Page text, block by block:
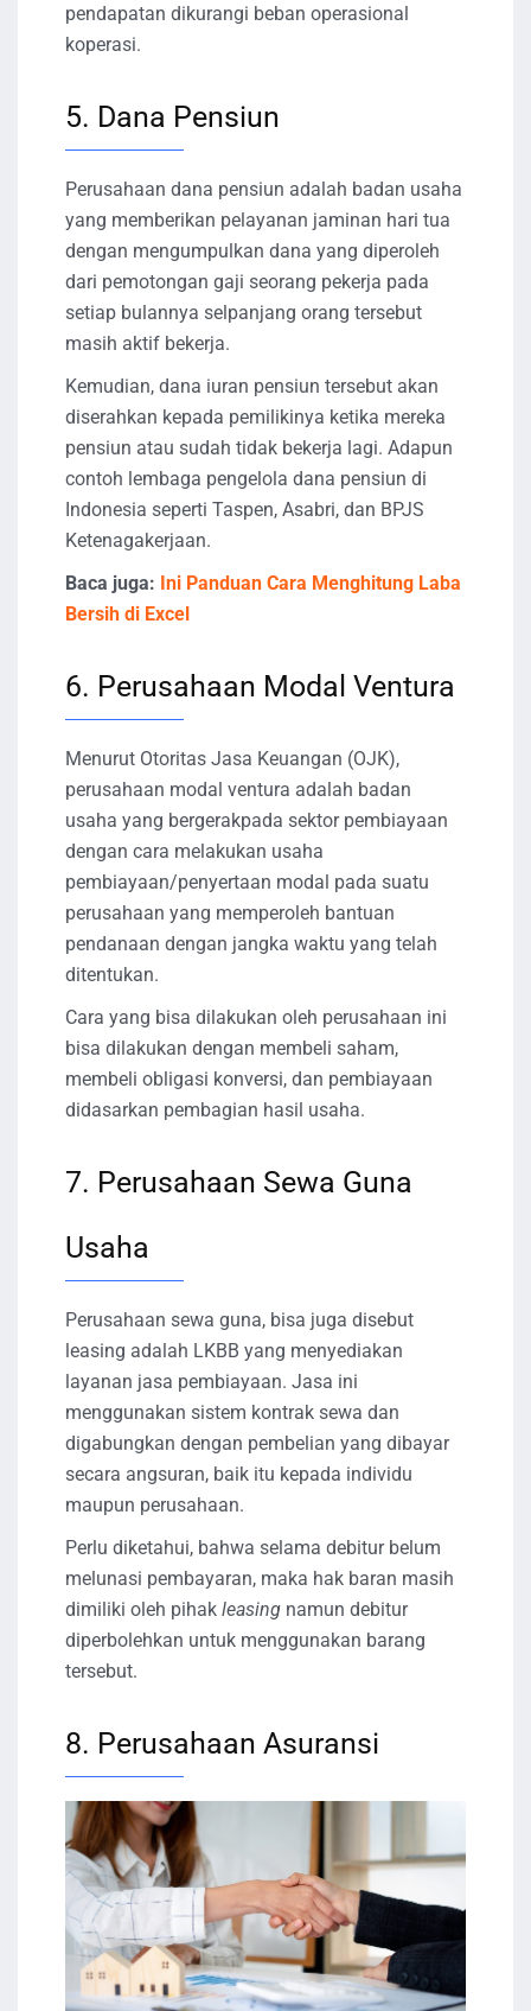
pendapatan dikurangi beban operasional
koperasi.
5. Dana Pensiun
Perusahaan dana pensiun adalah badan usaha
yang memberikan pelayanan jaminan hari tua
dengan mengumpulkan dana yang diperoleh
dari pemotongan gaji seorang pekerja pada
setiap bulannya selpanjang orang tersebut
masih aktif bekerja.
Kemudian, dana iuran pensiun tersebut akan
diserahkan kepada pemilikinya ketika mereka
pensiun atau sudah tidak bekerja lagi. Adapun
contoh lembaga pengelola dana pensiun di
Indonesia seperti Taspen, Asabri, dan BPJS
Ketenagakerjaan.
Baca juga: Ini Panduan Cara Menghitung Laba
Bersih di Excel
6. Perusahaan Modal Ventura
Menurut Otoritas Jasa Keuangan (OJK),
perusahaan modal ventura adalah badan
usaha yang bergerakpada sektor pembiayaan
dengan cara melakukan usaha
pembiayaan/penyertaan modal pada suatu
perusahaan yang memperoleh bantuan
pendanaan dengan jangka waktu yang telah
ditentukan.
Cara yang bisa dilakukan oleh perusahaan ini
bisa dilakukan dengan membeli saham,
membeli obligasi konversi, dan pembiayaan
didasarkan pembagian hasil usaha.
7. Perusahaan Sewa Guna
Usaha
Perusahaan sewa guna, bisa juga disebut
leasing adalah LKBB yang menyediakan
layanan jasa pembiayaan. Jasa ini
menggunakan sistem kontrak sewa dan
digabungkan dengan pembelian yang dibayar
secara angsuran, baik itu kepada individu
maupun perusahaan.
Perlu diketahui, bahwa selama debitur belum
melunasi pembayaran, maka hak baran masih
dimiliki oleh pihak leasing namun debitur
diperbolehkan untuk menggunakan barang
tersebut.
8. Perusahaan Asuransi